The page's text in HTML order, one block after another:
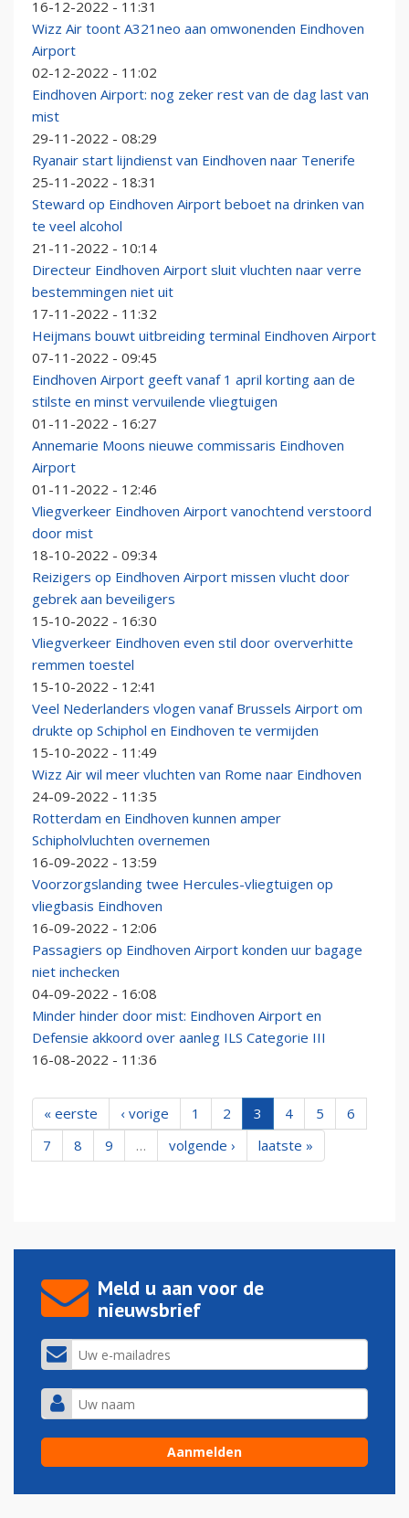
16-12-2022 - 11:31
Wizz Air toont A321neo aan omwonenden Eindhoven
Airport
02-12-2022 - 11:02
Eindhoven Airport: nog zeker rest van de dag last van
mist
29-11-2022 - 08:29
Ryanair start lijndienst van Eindhoven naar Tenerife
25-11-2022 - 18:31
Steward op Eindhoven Airport beboet na drinken van
te veel alcohol
21-11-2022 - 10:14
Directeur Eindhoven Airport sluit vluchten naar verre
bestemmingen niet uit
17-11-2022 - 11:32
Heijmans bouwt uitbreiding terminal Eindhoven Airport
07-11-2022 - 09:45
Eindhoven Airport geeft vanaf 1 april korting aan de
stilste en minst vervuilende vliegtuigen
01-11-2022 - 16:27
Annemarie Moons nieuwe commissaris Eindhoven
Airport
01-11-2022 - 12:46
Vliegverkeer Eindhoven Airport vanochtend verstoord
door mist
18-10-2022 - 09:34
Reizigers op Eindhoven Airport missen vlucht door
gebrek aan beveiligers
15-10-2022 - 16:30
Vliegverkeer Eindhoven even stil door oververhitte
remmen toestel
15-10-2022 - 12:41
Veel Nederlanders vlogen vanaf Brussels Airport om
drukte op Schiphol en Eindhoven te vermijden
15-10-2022 - 11:49
Wizz Air wil meer vluchten van Rome naar Eindhoven
24-09-2022 - 11:35
Rotterdam en Eindhoven kunnen amper
Schipholvluchten overnemen
16-09-2022 - 13:59
Voorzorgslanding twee Hercules-vliegtuigen op
vliegbasis Eindhoven
16-09-2022 - 12:06
Passagiers op Eindhoven Airport konden uur bagage
niet inchecken
04-09-2022 - 16:08
Minder hinder door mist: Eindhoven Airport en
Defensie akkoord over aanleg ILS Categorie III
16-08-2022 - 11:36
« eerste ‹ vorige 1 2 3 4 5
6
7
8 9 … volgende › laatste »
Meld u aan voor de
nieuwsbrief